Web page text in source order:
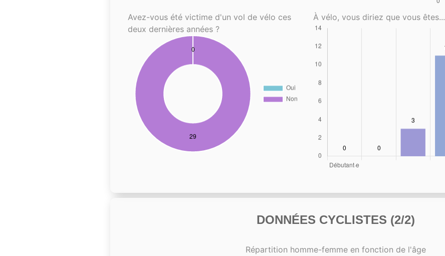
Avez-vous été victime d'un vol de vélo ces
deux dernières années ?
À vélo, vous diriez que vous êtes...
DONNÉES CYCLISTES (2/2)
Répartition homme-femme en fonction de l'âge